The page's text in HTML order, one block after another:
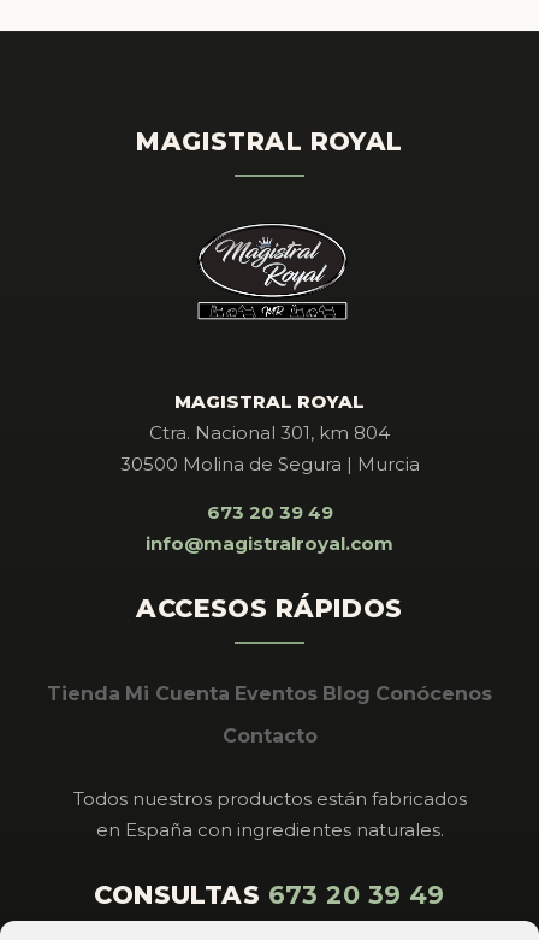
MAGISTRAL ROYAL
MAGISTRAL ROYAL
Ctra. Nacional 301, km 804
30500 Molina de Segura | Murcia
673 20 39 49
info@magistralroyal.com
ACCESOS RÁPIDOS
Tienda Mi Cuenta Eventos Blog Conócenos
Contacto
Todos nuestros productos están fabricados
en España con ingredientes naturales.
CONSULTAS 673 20 39 49